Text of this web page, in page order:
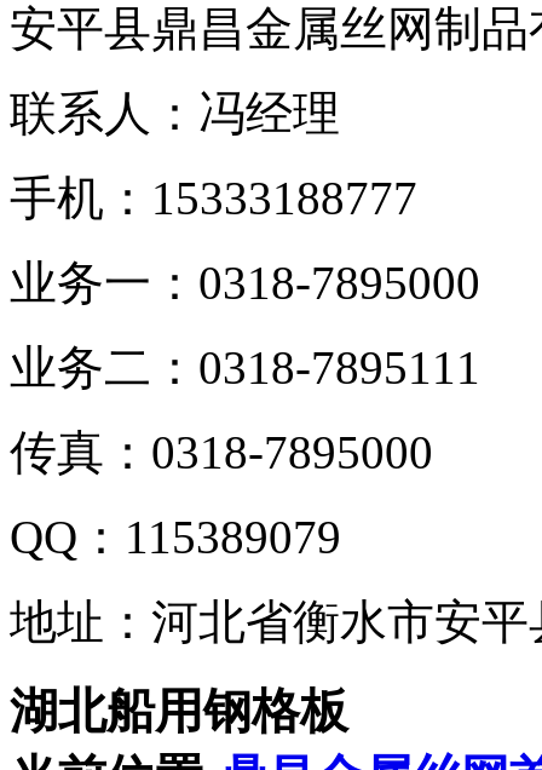
安平县鼎昌金属丝网制
联系人：冯经理
手机：15333188777
业务一：0318-7895000
业务二：0318-7895111
传真：0318-7895000
QQ：115389079
地址：河北省衡水市安
湖北船用钢格板